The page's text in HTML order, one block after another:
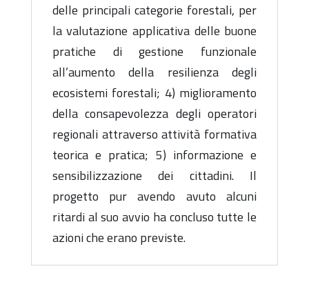
delle principali categorie forestali, per
la valutazione applicativa delle buone
pratiche di gestione funzionale
all’aumento della resilienza degli
ecosistemi forestali; 4) miglioramento
della consapevolezza degli operatori
regionali attraverso attività formativa
teorica e pratica; 5) informazione e
sensibilizzazione dei cittadini. Il
progetto pur avendo avuto alcuni
ritardi al suo avvio ha concluso tutte le
azioni che erano previste.